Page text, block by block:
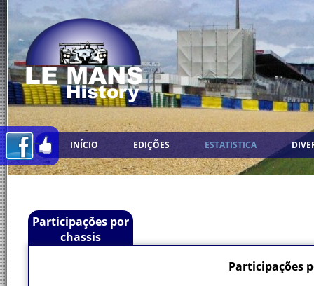
INÍCIO EDIÇÕES ESTATISTICA
Participações por
chassis
Participações